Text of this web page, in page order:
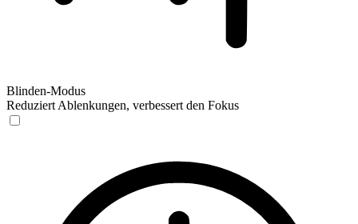
Blinden-Modus
Reduziert Ablenkungen, verbessert den Fokus